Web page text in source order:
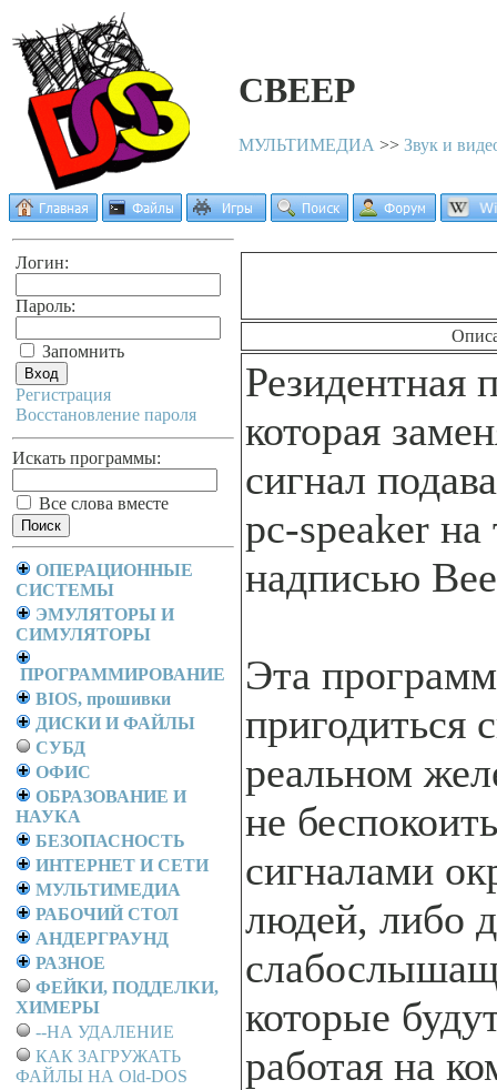
CBEEP
МУЛЬТИМЕДИА >> Звук и
Логин:
Пароль:
Запомнить
Регистрация
Восстановление пароля
Искать программы:
Все слова вместе
ОПЕРАЦИОННЫЕ
СИСТЕМЫ
ЭМУЛЯТОРЫ И
СИМУЛЯТОРЫ
ПРОГРАММИРОВАНИЕ
BIOS, прошивки
ДИСКИ И ФАЙЛЫ
СУБД
ОФИС
ОБРАЗОВАНИЕ И
НАУКА
БЕЗОПАСНОСТЬ
ИНТЕРНЕТ И СЕТИ
МУЛЬТИМЕДИА
РАБОЧИЙ СТОЛ
АНДЕРГРАУНД
РАЗНОЕ
ФЕЙКИ, ПОДДЕЛКИ,
ХИМЕРЫ
--НА УДАЛЕНИЕ
КАК ЗАГРУЖАТЬ
ФАЙЛЫ НА Old-DOS
Резидентная
которая
сигнал
pc-speaker на
надписью
Эта
пригодиться
реальном
не
сигналами
людей, либо
которые
работая на